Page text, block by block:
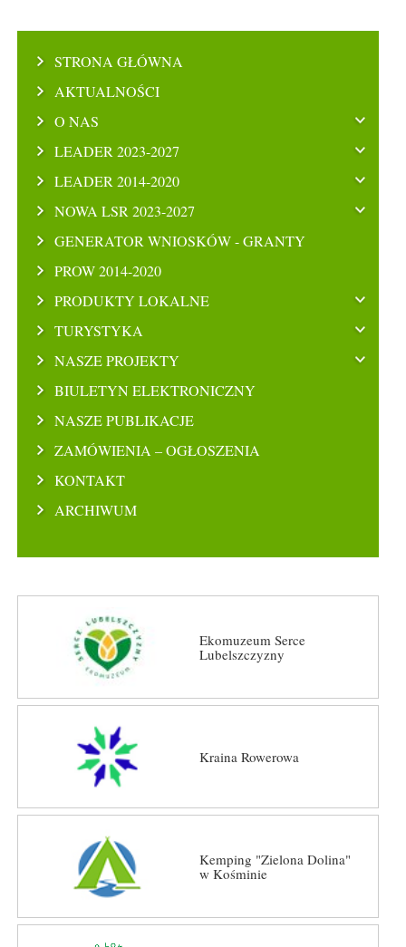
STRONA GŁÓWNA
AKTUALNOŚCI
O NAS
LEADER 2023-2027
LEADER 2014-2020
NOWA LSR 2023-2027
GENERATOR WNIOSKÓW - GRANTY
PROW 2014-2020
PRODUKTY LOKALNE
TURYSTYKA
NASZE PROJEKTY
BIULETYN ELEKTRONICZNY
NASZE PUBLIKACJE
ZAMÓWIENIA – OGŁOSZENIA
KONTAKT
ARCHIWUM
Ekomuzeum Serce
Lubelszczyzny
Kraina Rowerowa
Kemping "Zielona Dolina"
w Kośminie